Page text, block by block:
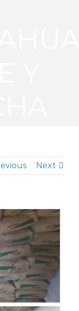
Next